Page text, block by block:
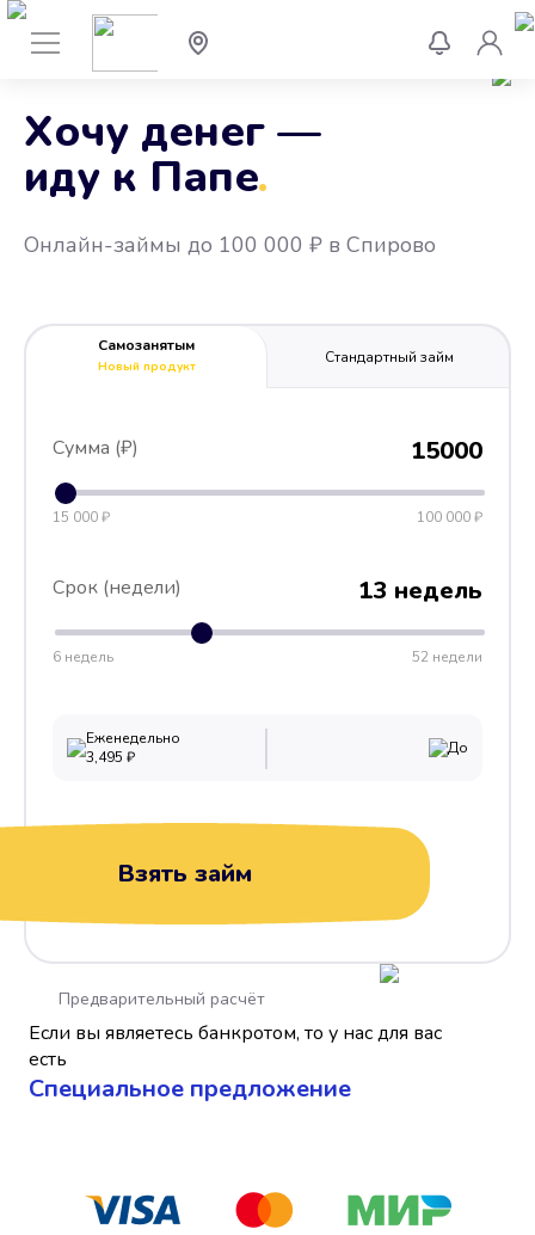
Хочу денег —
иду к Папе
.
Онлайн-займы до 100 000 ₽ в Спирово
Самозанятым
Новый продукт
Стандартный займ
Сумма (₽) 15000
15 000 ₽ 100 000 ₽
Срок (недели) 13 недель
6 недель 52 недели
Еженедельно
3,495 ₽ До
Взять займ
Если вы являетесь банкротом, то у нас для вас
есть
Cпециальное предложение
Предварительный расчёт